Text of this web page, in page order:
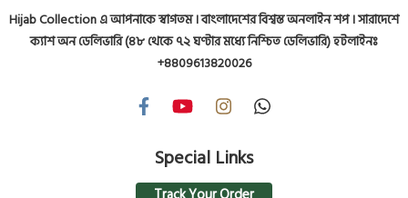
Hijab Collection এ আপনাকে স্বাগতম । বাংলাদেশের বিশ্বস্ত অনলাইন শপ । সারাদেশে
ক্যাশ অন ডেলিভারি (৪৮ থেকে ৭২ ঘণ্টার মধ্যে নিশ্চিত ডেলিভারি) হটলাইনঃ
+8809613820026
Special Links